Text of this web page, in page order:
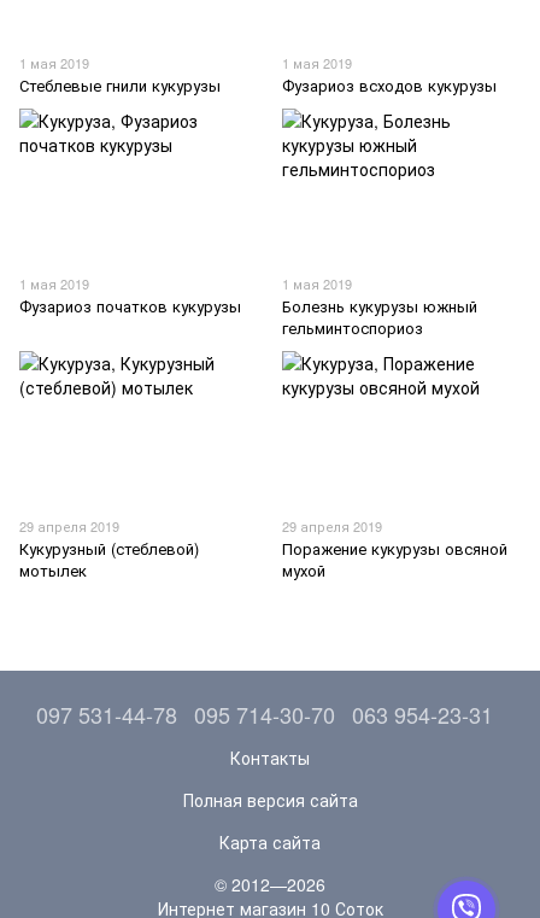
1 мая 2019
Стеблевые гнили кукурузы
1 мая 2019
Фузариоз всходов кукурузы
1 мая 2019
Фузариоз початков кукурузы
1 мая 2019
Болезнь кукурузы южный
гельминтоспориоз
29 апреля 2019
Кукурузный (стеблевой)
мотылек
29 апреля 2019
Поражение кукурузы овсяной
мухой
097 531-44-78 095 714-30-70 063 954-23-31
Контакты
Полная версия сайта
Карта сайта
© 2012—2026
Интернет магазин 10 Соток